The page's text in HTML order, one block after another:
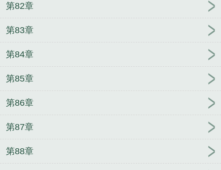
第82章
第83章
第84章
第85章
第86章
第87章
第88章